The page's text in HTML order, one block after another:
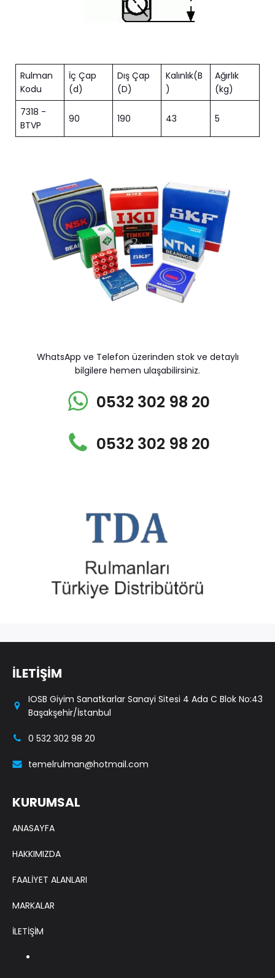
Rulman
Kodu
İç Çap
(d)
Dış Çap
(D)
Kalınlık(B
)
Ağırlık
(kg)
7318 -
BTVP
90 190 43 5
WhatsApp ve Telefon üzerinden stok ve detaylı
bilgilere hemen ulaşabilirsiniz.
0532 302 98 20
0532 302 98 20
İLETİŞİM
IOSB Giyim Sanatkarlar Sanayi Sitesi 4 Ada C Blok No:43
Başakşehir/İstanbul
0 532 302 98 20
temelrulman@hotmail.com
KURUMSAL
ANASAYFA
HAKKIMIZDA
FAALİYET ALANLARI
MARKALAR
İLETİŞİM